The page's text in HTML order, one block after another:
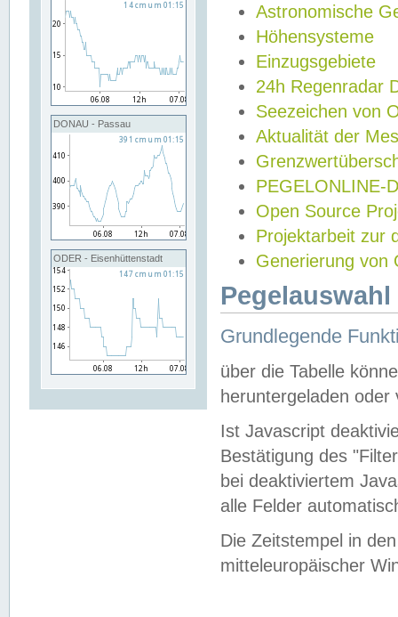
DONAU - Passau
ODER - Eisenhüttenstadt
Astronomische
Höhensysteme
Einzugsgebiete
24h Regenradar
Seezeichen von
Aktualität der
PEGELONLINE-
Open Source
Projektarbeit zur
Generierung von
Grundlegende
über die Tabelle
heruntergeladen oder
Ist Javascript
Bestätigung des
bei deaktiviertem
alle Felder
Die Zeitstempel in
mitteleuropäischer